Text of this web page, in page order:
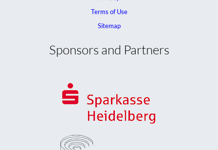
Terms of Use
Sitemap
Sponsors and Partners